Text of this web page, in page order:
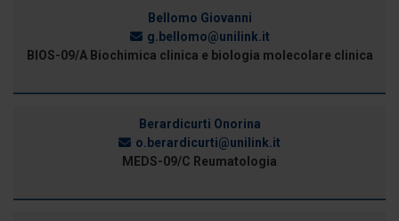
Bellomo Giovanni
g.bellomo@unilink.it
BIOS-09/A Biochimica clinica e biologia molecolare clinica
Berardicurti Onorina
o.berardicurti@unilink.it
MEDS-09/C Reumatologia